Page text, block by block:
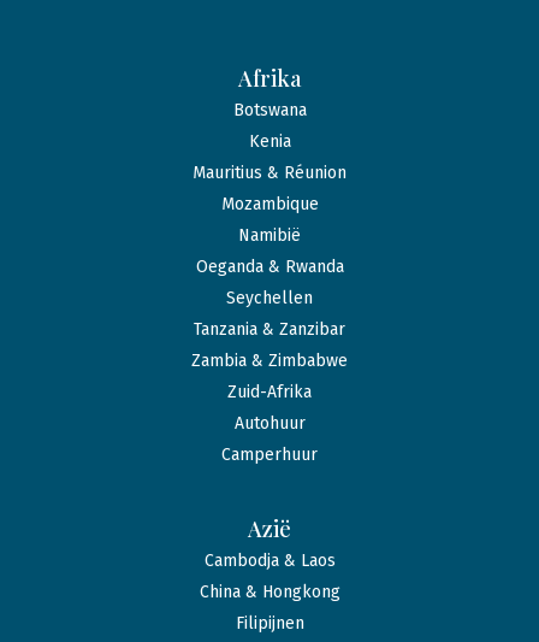
Afrika
Botswana
Kenia
Mauritius & Réunion
Mozambique
Namibië
Oeganda & Rwanda
Seychellen
Tanzania & Zanzibar
Zambia & Zimbabwe
Zuid-Afrika
Autohuur
Camperhuur
Azië
Cambodja & Laos
China & Hongkong
Filipijnen